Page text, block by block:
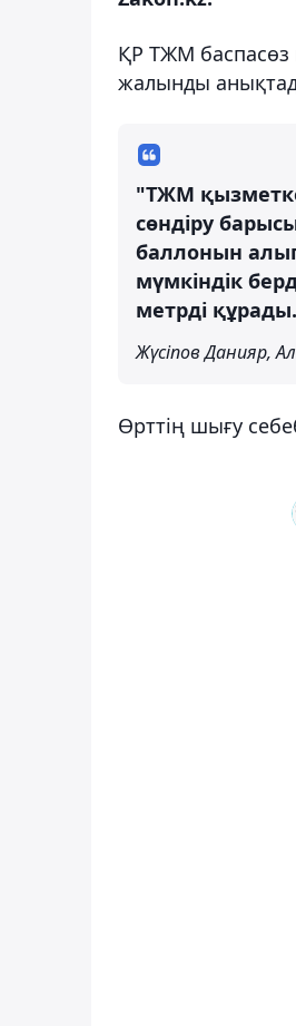
ҚР ТЖМ баспасөз
жалынды
"ТЖМ
сөндіру
баллонын
мүмкіндік
метрді
Жүсіпов Данияр,
Өрттің шығу